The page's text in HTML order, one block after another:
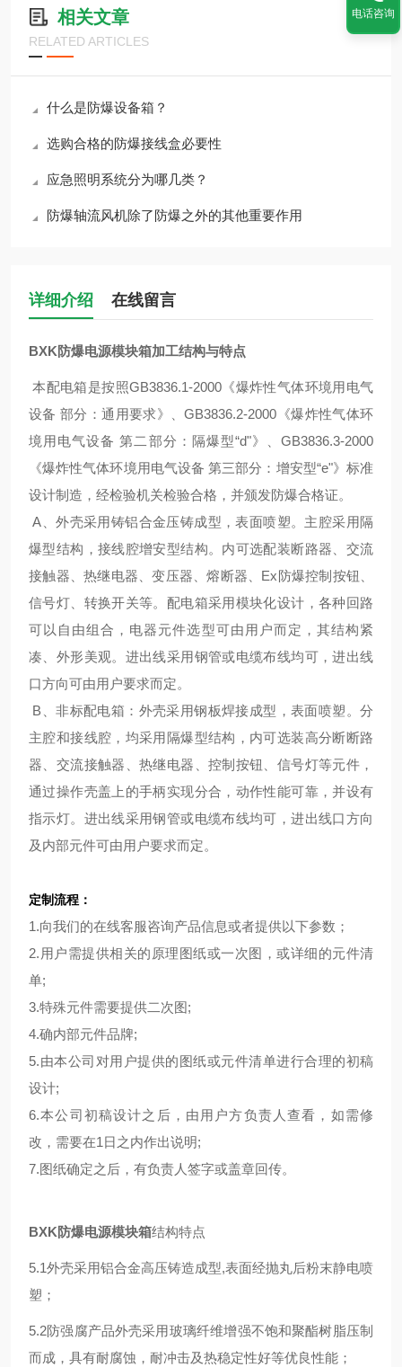
相关文章
RELATED ARTICLES
什么是防爆设备箱？
选购合格的防爆接线盒必要性
应急照明系统分为哪几类？
防爆轴流风机除了防爆之外的其他重要作用
详细介绍 在线留言
BXK防爆电源模块箱加工结构与特点
本配电箱是按照GB3836.1-2000《爆炸性气体环境用电气
设备 部分：通用要求》、GB3836.2-2000《爆炸性气体环
境用电气设备 第二部分：隔爆型“d"》、GB3836.3-2000
《爆炸性气体环境用电气设备 第三部分：增安型“e"》标准
设计制造，经检验机关检验合格，并颁发防爆合格证。
A、外壳采用铸铝合金压铸成型，表面喷塑。主腔采用隔
爆型结构，接线腔增安型结构。内可选配装断路器、交流
接触器、热继电器、变压器、熔断器、Ex防爆控制按钮、
信号灯、转换开关等。配电箱采用模块化设计，各种回路
可以自由组合，电器元件选型可由用户而定，其结构紧
凑、外形美观。进出线采用钢管或电缆布线均可，进出线
口方向可由用户要求而定。
B、非标配电箱：外壳采用钢板焊接成型，表面喷塑。分
主腔和接线腔，均采用隔爆型结构，内可选装高分断断路
器、交流接触器、热继电器、控制按钮、信号灯等元件，
通过操作壳盖上的手柄实现分合，动作性能可靠，并设有
指示灯。进出线采用钢管或电缆布线均可，进出线口方向
及内部元件可由用户要求而定。
定制流程：
1.向我们的在线客服咨询产品信息或者提供以下参数；
2.用户需提供相关的原理图纸或一次图，或详细的元件清
单;
3.特殊元件需要提供二次图;
4.确内部元件品牌;
5.由本公司对用户提供的图纸或元件清单进行合理的初稿
设计;
6.本公司初稿设计之后，由用户方负责人查看，如需修
改，需要在1日之内作出说明;
7.图纸确定之后，有负责人签字或盖章回传。
BXK防爆电源模块箱结构特点
5.1外壳采用铝合金高压铸造成型,表面经抛丸后粉末静电喷
塑；
5.2防强腐产品外壳采用玻璃纤维增强不饱和聚酯树脂压制
而成，具有耐腐蚀，耐冲击及热稳定性好等优良性能；
电话咨询